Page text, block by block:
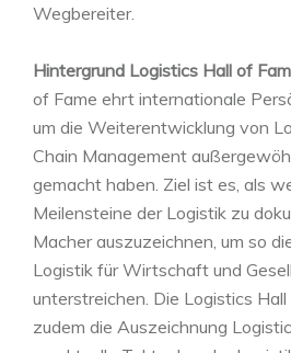
Wegbereiter.
Hintergrund Logistics Hall of
of Fame ehrt internationale
um die Weiterentwicklung von
Chain Management
gemacht haben. Ziel ist es, als
Meilensteine der Logistik zu
Macher auszuzeichnen, um so
Logistik für Wirtschaft und
unterstreichen. Die Logistics
zudem die Auszeichnung